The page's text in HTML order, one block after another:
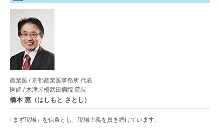
産業医 / 京都産業医事務所 代表
医師 / 木津屋橋武田病院 院長
橋本 惠（はしもと さとし）
｢まず現場」を信条とし、現場主義を貫き続けています。